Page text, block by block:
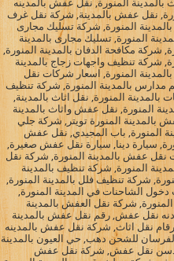
بالمدينة المنورة, نقل عفش بالمدينه
نقل عفش بالمدينة, شركة نقل غرف
المنورة, شركة تسليك مجارى
المنورة, تسليك مجارى بالمدينة
شركة مكافحة الدفان بالمدينة المنورة,
شركة تنظيف واجهات زجاج بالمدينة
المنورة, اسعار شركات نقل
بالمدينة المنورة, شركة تنظيف
المنورة, نقل اثاث بالمدينة,
المنورة, نقل عفش واثاث بالمدينة
المنورة تويتر, شركة جلي
المنورة, باب المجيدي, نقل عفش
سيارة دينا, سيارة نقل عفش صغيرة,
نقل عفش بالمدينة المنورة, شركة نقل
المنورة, شركة تنظيف بالمدينة
شركة تنظيف فلل بالمدينة المنورة,
دخول الشاحنات في المدينة المنورة,
شركة نقل العفش بالمدينة
نقل عفش, رقم نقل عفش بالمدينة
نقل اثاث, شركة نقل عفش بالمدينه
الفرسان للشحن دهب, حي العيون بالمدينة
ددسن نقل عفش, شركة نقل عفش